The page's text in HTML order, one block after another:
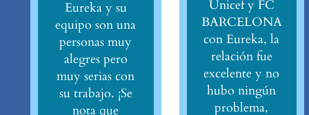
Eureka y su
equipo son una
personas muy
alegres pero
muy serias con
su trabajo. ¡Se
nota que
Unicef y FC
BARCELONA
con Eureka, la
relación fue
excelente y no
hubo ningún
problema,